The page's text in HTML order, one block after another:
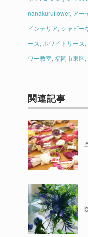
nanakuruflower, アー
インテリア シャビー
ース ホワイトリース
ワー教室 福岡市東区
関連記事